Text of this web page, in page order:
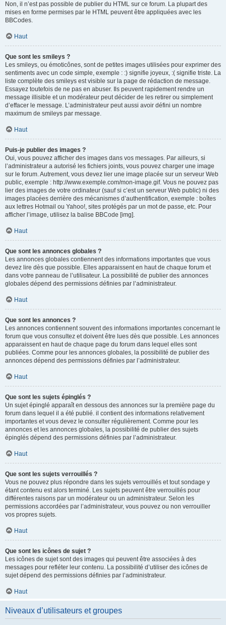
Non, il n’est pas possible de publier du HTML sur ce forum. La plupart des
mises en forme permises par le HTML peuvent être appliquées avec les
BBCodes.
Haut
Que sont les smileys ?
Les smileys, ou émoticônes, sont de petites images utilisées pour exprimer des
sentiments avec un code simple, exemple : :) signifie joyeux, :( signifie triste. La
liste complète des smileys est visible sur la page de rédaction de message.
Essayez toutefois de ne pas en abuser. Ils peuvent rapidement rendre un
message illisible et un modérateur peut décider de les retirer ou simplement
d’effacer le message. L’administrateur peut aussi avoir défini un nombre
maximum de smileys par message.
Haut
Puis-je publier des images ?
Oui, vous pouvez afficher des images dans vos messages. Par ailleurs, si
l’administrateur a autorisé les fichiers joints, vous pouvez charger une image
sur le forum. Autrement, vous devez lier une image placée sur un serveur Web
public, exemple : http://www.exemple.com/mon-image.gif. Vous ne pouvez pas
lier des images de votre ordinateur (sauf si c’est un serveur Web public) ni des
images placées derrière des mécanismes d’authentification, exemple : boîtes
aux lettres Hotmail ou Yahoo!, sites protégés par un mot de passe, etc. Pour
afficher l’image, utilisez la balise BBCode [img].
Haut
Que sont les annonces globales ?
Les annonces globales contiennent des informations importantes que vous
devez lire dès que possible. Elles apparaissent en haut de chaque forum et
dans votre panneau de l’utilisateur. La possibilité de publier des annonces
globales dépend des permissions définies par l’administrateur.
Haut
Que sont les annonces ?
Les annonces contiennent souvent des informations importantes concernant le
forum que vous consultez et doivent être lues dès que possible. Les annonces
apparaissent en haut de chaque page du forum dans lequel elles sont
publiées. Comme pour les annonces globales, la possibilité de publier des
annonces dépend des permissions définies par l’administrateur.
Haut
Que sont les sujets épinglés ?
Un sujet épinglé apparaît en dessous des annonces sur la première page du
forum dans lequel il a été publié. il contient des informations relativement
importantes et vous devez le consulter régulièrement. Comme pour les
annonces et les annonces globales, la possibilité de publier des sujets
épinglés dépend des permissions définies par l’administrateur.
Haut
Que sont les sujets verrouillés ?
Vous ne pouvez plus répondre dans les sujets verrouillés et tout sondage y
étant contenu est alors terminé. Les sujets peuvent être verrouillés pour
différentes raisons par un modérateur ou un administrateur. Selon les
permissions accordées par l’administrateur, vous pouvez ou non verrouiller
vos propres sujets.
Haut
Que sont les icônes de sujet ?
Les icônes de sujet sont des images qui peuvent être associées à des
messages pour refléter leur contenu. La possibilité d’utiliser des icônes de
sujet dépend des permissions définies par l’administrateur.
Haut
Niveaux d’utilisateurs et groupes